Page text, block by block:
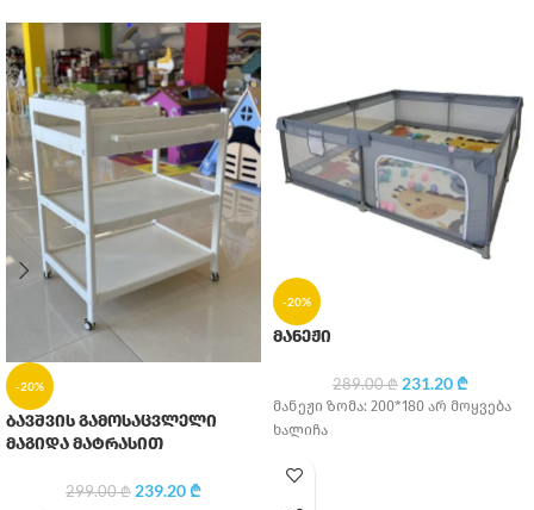
-20%
ბავშვის გამოსაცვლელი
მაგიდა მატრასით
299.00₾ 239.20₾
-20%
მანეჟი
289.00₾ 231.20₾
მანეჟი ზომა: 200*180 არ მოყვება
ხალიჩა